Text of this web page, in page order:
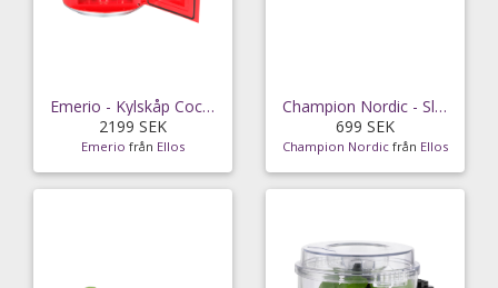
Emerio - Kylskåp Coca Cola Limited
2199 SEK
Emerio från Ellos
Champion Nordic - Slowcooker 6,5 l
699 SEK
Champion Nordic från Ellos